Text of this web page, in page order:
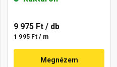
9 975 Ft / db
1 995 Ft / m
Megnézem